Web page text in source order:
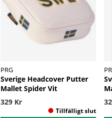
PRG
Sverige Headcover Putter
Mallet Spider Vit
329 Kr